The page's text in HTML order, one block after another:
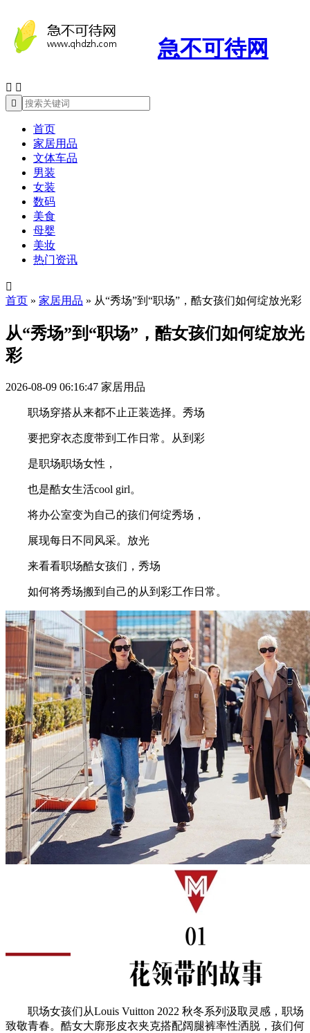
急不可待网
 

首页
家居用品
文体车品
男装
女装
数码
美食
母婴
美妆
热门资讯

首页 » 家居用品 » 从“秀场”到“职场”，酷女孩们如何绽放光彩
从“秀场”到“职场”，酷女孩们如何绽放光
彩
2026-08-09 06:16:47 家居用品
职场穿搭从来都不止正装选择。秀场
要把穿衣态度带到工作日常。从到彩
是职场职场女性，
也是酷女生活cool girl。
将办公室变为自己的孩们何绽秀场，
展现每日不同风采。放光
来看看职场酷女孩们，秀场
如何将秀场搬到自己的从到彩工作日常。
职场女孩们从Louis Vuitton 2022 秋冬系列汲取灵感，职场
致敬青春。酷女大廓形皮衣夹克搭配阔腿裤率性洒脱，孩们何